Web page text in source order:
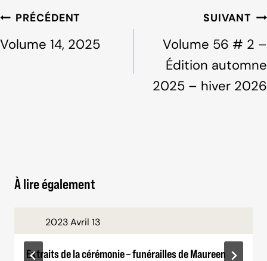
b
o
dI
n
Navigation
l'article
PRÉCÉDENT
Volume 14, 2025
SUIVANT
Volume 56 # 2 –
Édition automne
2025 – hiver 2026
À lire également
2023 Avril 13
Extraits de la cérémonie – funérailles de Maureen